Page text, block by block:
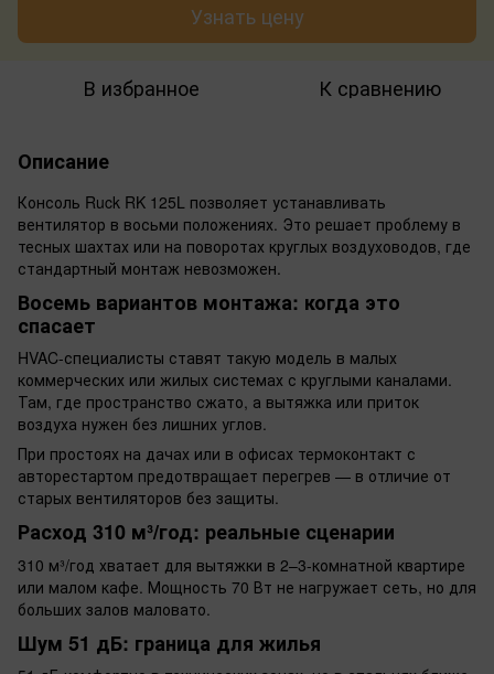
Узнать цену
В избранное К сравнению
Описание
Консоль Ruck RK 125L позволяет устанавливать
вентилятор в восьми положениях. Это решает проблему в
тесных шахтах или на поворотах круглых воздуховодов, где
стандартный монтаж невозможен.
Восемь вариантов монтажа: когда это
спасает
HVAC-специалисты ставят такую модель в малых
коммерческих или жилых системах с круглыми каналами.
Там, где пространство сжато, а вытяжка или приток
воздуха нужен без лишних углов.
При простоях на дачах или в офисах термоконтакт с
авторестартом предотвращает перегрев — в отличие от
старых вентиляторов без защиты.
Расход 310 м³/год: реальные сценарии
310 м³/год хватает для вытяжки в 2–3-комнатной квартире
или малом кафе. Мощность 70 Вт не нагружает сеть, но для
больших залов маловато.
Шум 51 дБ: граница для жилья